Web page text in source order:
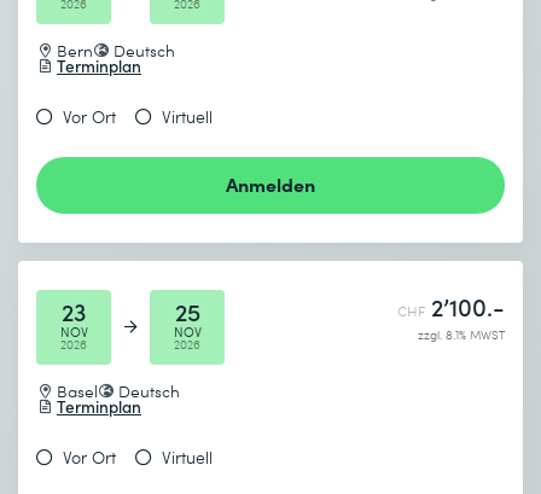
2026 2026
Bern Deutsch
Terminplan
Vor Ort Virtuell
Anmelden
23
NOV
2026
25
NOV
2026
Basel Deutsch
Terminplan
CHF 2’100.-
zzgl. 8.1% MWST
Vor Ort Virtuell